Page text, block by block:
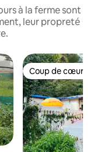
à la ferme sont
leur propreté
Coup de cœur
Coup de cœur